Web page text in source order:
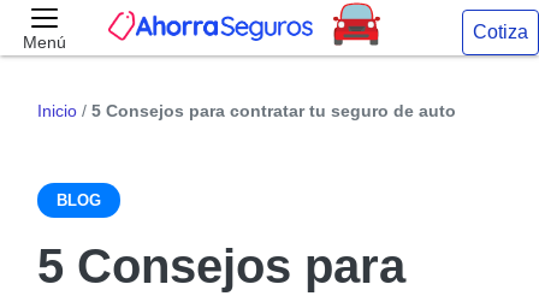
Menú Cotiza
Inicio / 5 Consejos para contratar tu seguro de auto
BLOG
5 Consejos para